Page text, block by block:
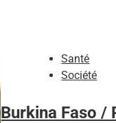
Santé
Société
Burkina Faso /